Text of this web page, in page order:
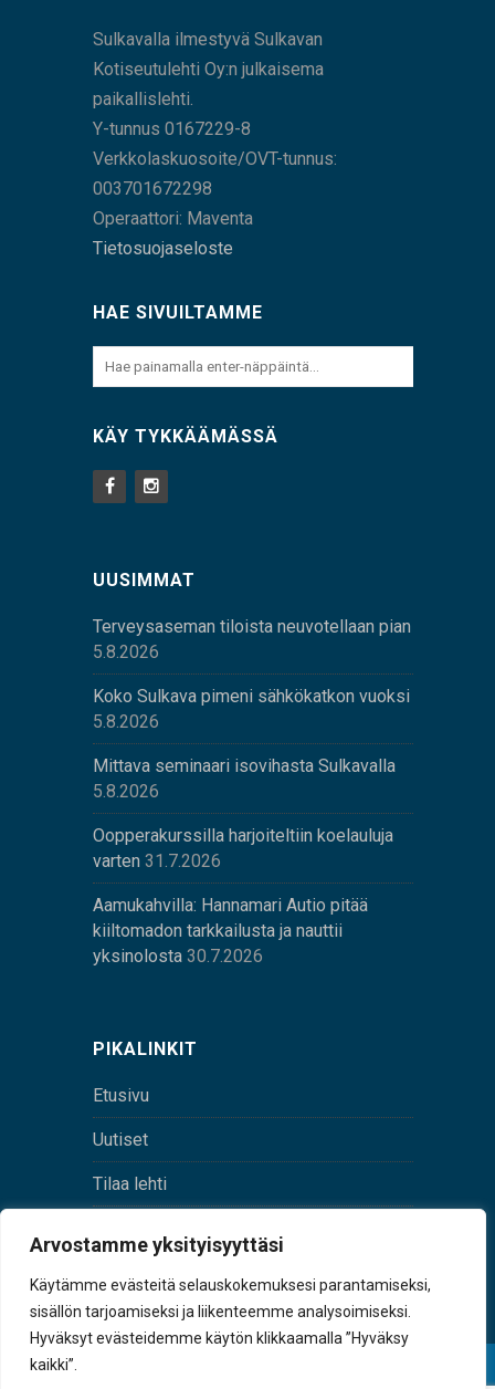
Arvostamme yksityisyyttäsi
Käytämme evästeitä selauskokemuksesi parantamiseksi,
sisällön tarjoamiseksi ja liikenteemme analysoimiseksi.
Hyväksyt evästeidemme käytön klikkaamalla ”Hyväksy
kaikki”.
Sulkavalla ilmestyvä Sulkavan
Kotiseutulehti Oy:n julkaisema
paikallislehti.
Y-tunnus 0167229-8
Verkkolaskuosoite/OVT-tunnus:
003701672298
Operaattori: Maventa
Tietosuojaseloste
HAE SIVUILTAMME
KÄY TYKKÄÄMÄSSÄ
UUSIMMAT
Terveysaseman tiloista neuvotellaan pian
5.8.2026
Koko Sulkava pimeni sähkökatkon vuoksi
5.8.2026
Mittava seminaari isovihasta Sulkavalla
5.8.2026
Oopperakurssilla harjoiteltiin koelauluja
varten 31.7.2026
Aamukahvilla: Hannamari Autio pitää
kiiltomadon tarkkailusta ja nauttii
yksinolosta 30.7.2026
PIKALINKIT
Etusivu
Uutiset
Tilaa lehti